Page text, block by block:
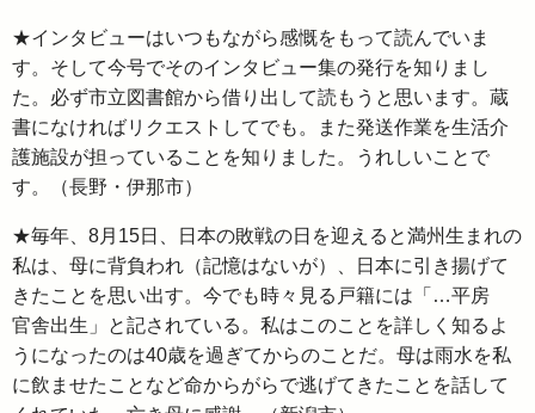
★インタビューはいつもながら感慨をもって読んでいま
す。そして今号でそのインタビュー集の発行を知りまし
た。必ず市立図書館から借り出して読もうと思います。蔵
書になければリクエストしてでも。また発送作業を生活介
護施設が担っていることを知りました。うれしいことで
す。（長野・伊那市）
★毎年、8月15日、日本の敗戦の日を迎えると満州生まれの
私は、母に背負われ（記憶はないが）、日本に引き揚げて
きたことを思い出す。今でも時々見る戸籍には「…平房
官舎出生」と記されている。私はこのことを詳しく知るよ
うになったのは40歳を過ぎてからのことだ。母は雨水を私
に飲ませたことなど命からがらで逃げてきたことを話して